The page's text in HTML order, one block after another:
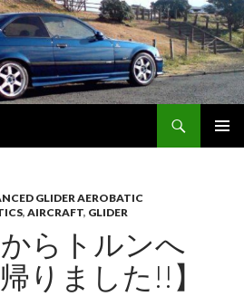
GLIDER AEROBATIC
, AIRCRAFT, GLIDER
らトルンへ
りました!!】